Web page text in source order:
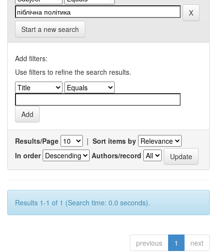
Start a new search
Add filters:
Use filters to refine the search results.
Results/Page | Sort items by
In order
Authors/record
Results 1-1 of 1 (Search time: 0.0 seconds).
previous 1 next